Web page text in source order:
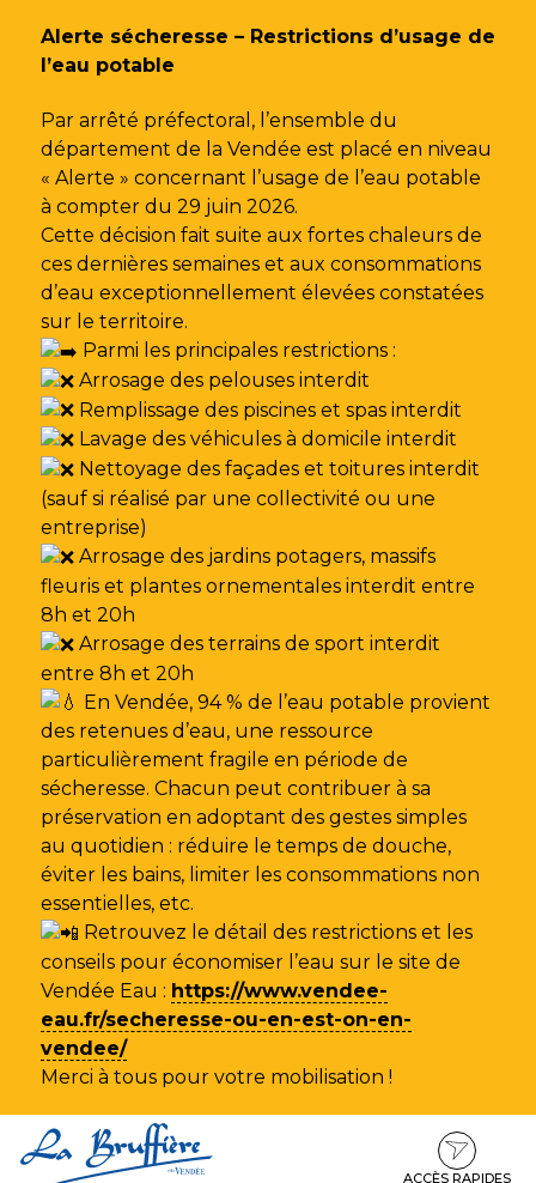
Alerte sécheresse – Restrictions d’usage de
l’eau potable
Par arrêté préfectoral, l’ensemble du
département de la Vendée est placé en niveau
« Alerte » concernant l’usage de l’eau potable
à compter du 29 juin 2026.
Cette décision fait suite aux fortes chaleurs de
ces dernières semaines et aux consommations
d’eau exceptionnellement élevées constatées
sur le territoire.
Parmi les principales restrictions :
Arrosage des pelouses interdit
Remplissage des piscines et spas interdit
Lavage des véhicules à domicile interdit
Nettoyage des façades et toitures interdit
(sauf si réalisé par une collectivité ou une
entreprise)
Arrosage des jardins potagers, massifs
fleuris et plantes ornementales interdit entre
8h et 20h
Arrosage des terrains de sport interdit
entre 8h et 20h
En Vendée, 94 % de l’eau potable provient
des retenues d’eau, une ressource
particulièrement fragile en période de
sécheresse. Chacun peut contribuer à sa
préservation en adoptant des gestes simples
au quotidien : réduire le temps de douche,
éviter les bains, limiter les consommations non
essentielles, etc.
Retrouvez le détail des restrictions et les
conseils pour économiser l’eau sur le site de
Vendée Eau : https://www.vendee-
eau.fr/secheresse-ou-en-est-on-en-
vendee/
Merci à tous pour votre mobilisation !
au
au
ACCÈS RAPIDES